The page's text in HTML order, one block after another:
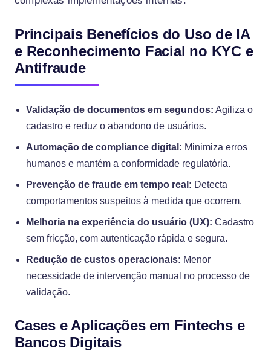
Principais Benefícios do Uso de IA
e Reconhecimento Facial no KYC e
Antifraude
Validação de documentos em segundos: Agiliza o
cadastro e reduz o abandono de usuários.
Automação de compliance digital: Minimiza erros
humanos e mantém a conformidade regulatória.
Prevenção de fraude em tempo real: Detecta
comportamentos suspeitos à medida que ocorrem.
Melhoria na experiência do usuário (UX): Cadastro
sem fricção, com autenticação rápida e segura.
Redução de custos operacionais: Menor
necessidade de intervenção manual no processo de
validação.
Cases e Aplicações em Fintechs e
Bancos Digitais